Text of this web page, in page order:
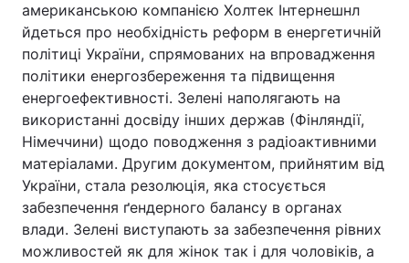
Здоров'я Туризм
Цікавинки Погода
Екологія Регіони
Лонгріди
Відео з Youtube Статті
Інтерв'ю Думки
американською компанією Холтек Інтернешнл
йдеться про необхідність реформ в енергетичній
політиці України, спрямованих на впровадження
політики енергозбереження та підвищення
енергоефективності. Зелені наполягають на
використанні досвіду інших держав (Фінляндії,
Німеччини) щодо поводження з радіоактивними
матеріалами. Другим документом, прийнятим від
України, стала резолюція, яка стосується
забезпечення ґендерного балансу в органах
влади. Зелені виступають за забезпечення рівних
можливостей як для жінок так і для чоловіків, а